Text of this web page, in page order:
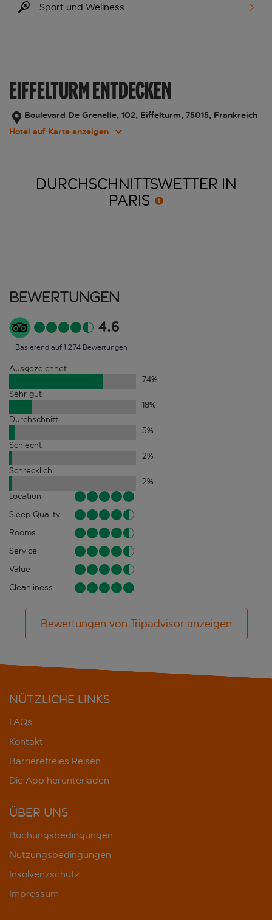
Sport und Wellness
EIFFELTURM ENTDECKEN
Boulevard De Grenelle, 102, Eiffelturm, 75015, Frankreich
Hotel auf Karte anzeigen
DURCHSCHNITTSWETTER IN
PARIS
Bewertungen
4.6
Basierend auf 1.274 Bewertungen
Ausgezeichnet
74%
Sehr gut
18%
Durchschnitt
5%
Schlecht
2%
Schrecklich
2%
Location
Sleep Quality
Rooms
Service
Value
Cleanliness
Bewertungen von Tripadvisor anzeigen
NÜTZLICHE LINKS
FAQs
Kontakt
Barrierefreies Reisen
Die App herunterladen
ÜBER UNS
Buchungsbedingungen
Nutzungsbedingungen
Insolvenzschutz
Impressum